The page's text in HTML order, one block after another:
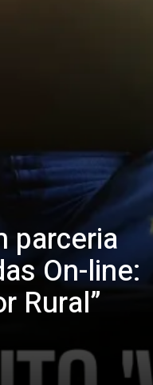
parceria
On-line:
Rural”